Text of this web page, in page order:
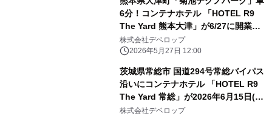
6分！コンテナホテル 「HOTEL R9
The Yard 熊本大津」が6/27に開業予
定！
株式会社デベロップ
2026年5月27日 12:00
茨城県常総市 国道294号常総バイパス
沿いにコンテナホテル 「HOTEL R9
The Yard 常総」が2026年6月15日(月)
開業！
株式会社デベロップ